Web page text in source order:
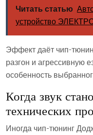
Читать статью
устройство
Эффект даёт чип-
разгон и агрессивную
особенность
Когда звук
технических
Иногда чип-тюнинг